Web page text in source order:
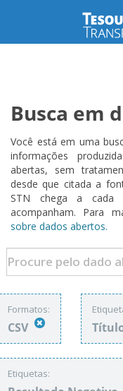
Busca em
Você está em uma
informações
abertas, sem
desde que citada a
STN chega a cada
acompanham. Para
sobre dados abertos.
Formatos:
CSV
Etiquetas: